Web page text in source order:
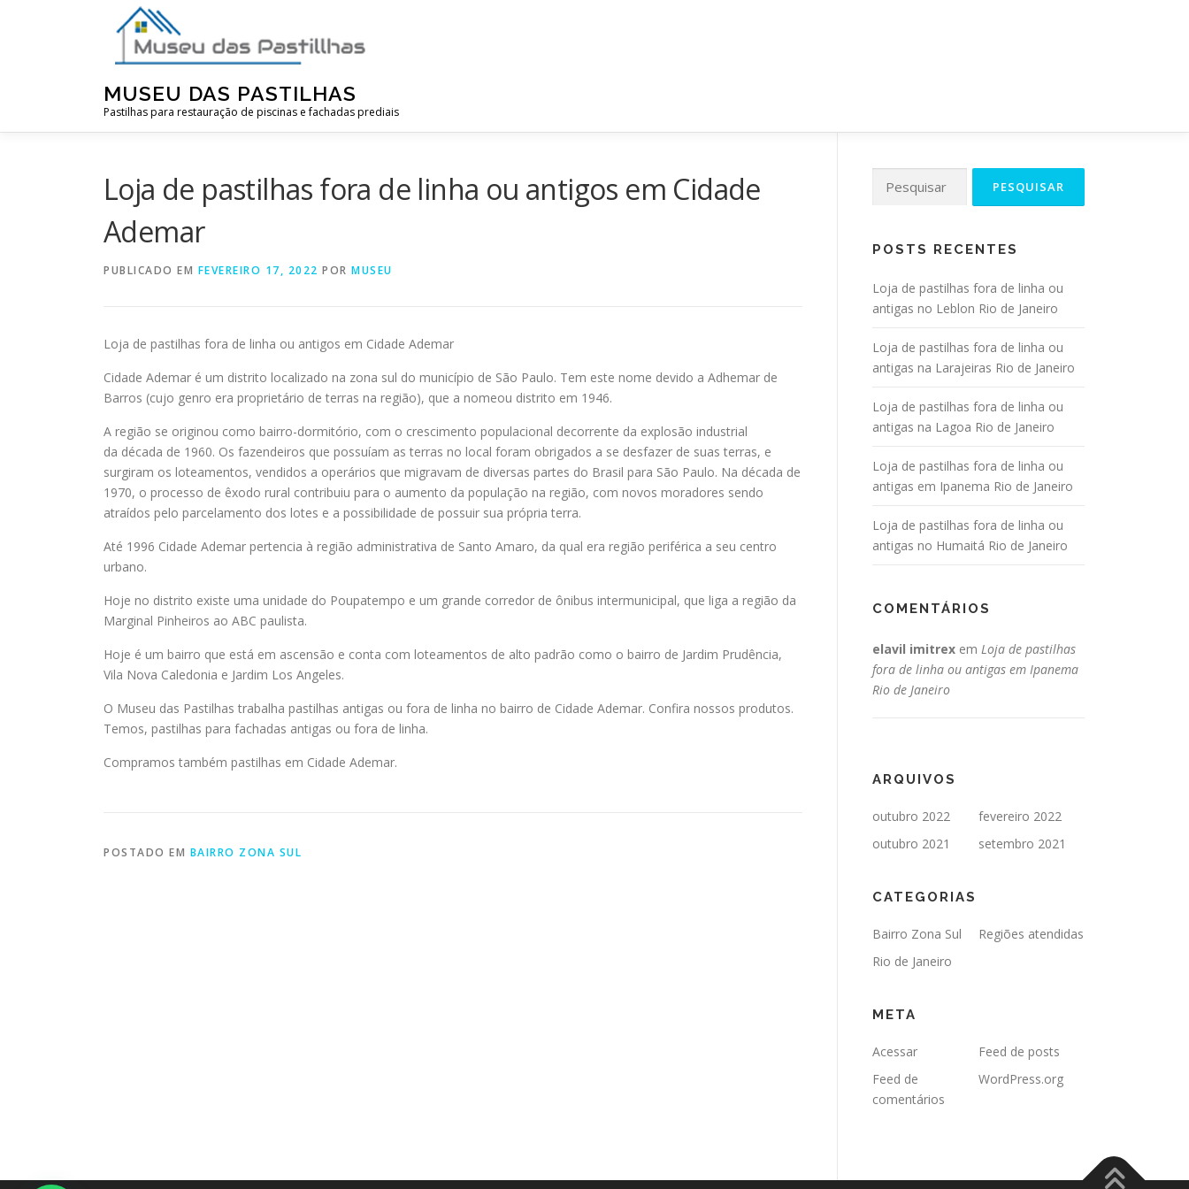
MUSEU DAS PASTILHAS
Pastilhas para restauração de piscinas e fachadas prediais
Loja de pastilhas fora de linha ou antigos em Cidade
Ademar
PUBLICADO EM FEVEREIRO 17, 2022 POR MUSEU
Loja de pastilhas fora de linha ou antigos em Cidade Ademar
Cidade Ademar é um distrito localizado na zona sul do município de São Paulo. Tem este nome devido a Adhemar de
Barros (cujo genro era proprietário de terras na região), que a nomeou distrito em 1946.
A região se originou como bairro-dormitório, com o crescimento populacional decorrente da explosão industrial
da década de 1960. Os fazendeiros que possuíam as terras no local foram obrigados a se desfazer de suas terras, e
surgiram os loteamentos, vendidos a operários que migravam de diversas partes do Brasil para São Paulo. Na década de
1970, o processo de êxodo rural contribuiu para o aumento da população na região, com novos moradores sendo
atraídos pelo parcelamento dos lotes e a possibilidade de possuir sua própria terra.
Até 1996 Cidade Ademar pertencia à região administrativa de Santo Amaro, da qual era região periférica a seu centro
urbano.
Hoje no distrito existe uma unidade do Poupatempo e um grande corredor de ônibus intermunicipal, que liga a região da
Marginal Pinheiros ao ABC paulista.
Hoje é um bairro que está em ascensão e conta com loteamentos de alto padrão como o bairro de Jardim Prudência,
Vila Nova Caledonia e Jardim Los Angeles.
O Museu das Pastilhas trabalha pastilhas antigas ou fora de linha no bairro de Cidade Ademar. Confira nossos produtos.
Temos, pastilhas para fachadas antigas ou fora de linha.
Compramos também pastilhas em Cidade Ademar.
POSTADO EM BAIRRO ZONA SUL
por:
POSTS RECENTES
Loja de pastilhas fora de linha ou
antigas no Leblon Rio de Janeiro
Loja de pastilhas fora de linha ou
antigas na Larajeiras Rio de Janeiro
Loja de pastilhas fora de linha ou
antigas na Lagoa Rio de Janeiro
Loja de pastilhas fora de linha ou
antigas em Ipanema Rio de Janeiro
Loja de pastilhas fora de linha ou
antigas no Humaitá Rio de Janeiro
COMENTÁRIOS
elavil imitrex em Loja de pastilhas
fora de linha ou antigas em Ipanema
Rio de Janeiro
ARQUIVOS
outubro 2022
fevereiro 2022
outubro 2021
setembro 2021
CATEGORIAS
Bairro Zona Sul
Regiões atendidas
Rio de Janeiro
META
Acessar
Feed de posts
Feed de
comentários
WordPress.org